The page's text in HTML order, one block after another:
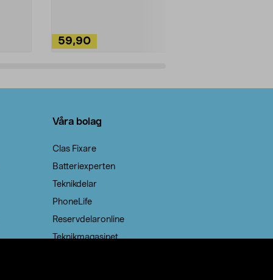
59,90
Våra bolag
Clas Fixare
Batteriexperten
Teknikdelar
PhoneLife
Reservdelaronline
Teknikmagasinet